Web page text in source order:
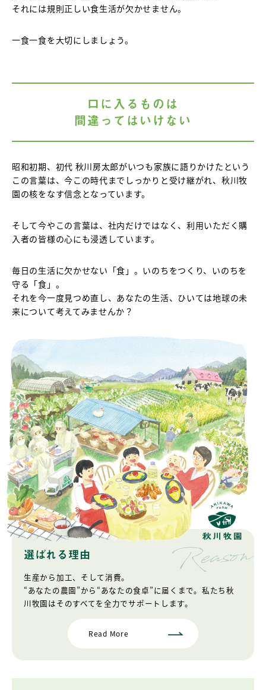
それには規則正しい食生活が欠かせません。
一食一食を大切にしましょう。
口に入るものは
間違ってはいけない
昭和初期、初代 秋川房太郎がいつも家族に語りかけたという
この言葉は、今この時代までしっかりと受け継がれ、秋川牧
園の核をなす信念となっています。
そして今やこの言葉は、社内だけではなく、利用いただく購
入者の皆様の心にも浸透しています。
毎日の生活に欠かせない「食」。いのちをつくり、いのちを
守る「食」。
それを今一度見つめ直し、あなたの生活、ひいては地球の未
来について考えてみませんか？
選ばれる理由
生産から加工、そして消費。
“あなたの農園”から“あなたの食卓”に届くまで。 私たち秋
川牧園はそのすべてを全力でサポートします。
Read More